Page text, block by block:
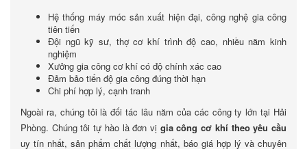
Hệ thống máy móc sản xuất hiện đại, công nghệ gia công
tiên tiến
Đội ngũ kỹ sư, thợ cơ khí trình độ cao, nhiều năm kinh
nghiệm
Xưởng gia công cơ khí có độ chính xác cao
Đảm bảo tiến độ gia công đúng thời hạn
Chi phí hợp lý, cạnh tranh
Ngoài ra, chúng tôi là đối tác lâu năm của các công ty lớn tại Hải
Phòng. Chúng tôi tự hào là đơn vị gia công cơ khí theo yêu cầu
uy tín nhất, sản phẩm chất lượng nhất, báo giá hợp lý và chuyên